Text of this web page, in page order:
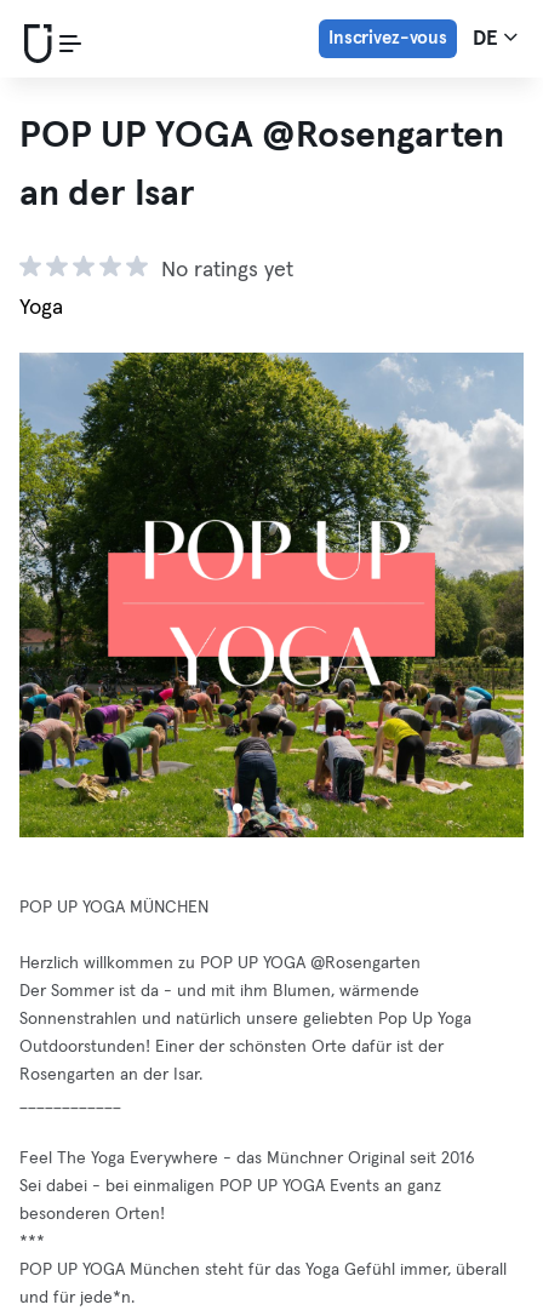
Inscrivez-vous DE
POP UP YOGA @Rosengarten
an der Isar
No ratings yet
Yoga
POP UP YOGA MÜNCHEN
Herzlich willkommen zu POP UP YOGA @Rosengarten
Der Sommer ist da - und mit ihm Blumen, wärmende
Sonnenstrahlen und natürlich unsere geliebten Pop Up Yoga
Outdoorstunden! Einer der schönsten Orte dafür ist der
Rosengarten an der Isar.
Feel The Yoga Everywhere - das Münchner Original seit 2016
Sei dabei - bei einmaligen POP UP YOGA Events an ganz
besonderen Orten!
***
POP UP YOGA München steht für das Yoga Gefühl immer, überall
und für jede*n.